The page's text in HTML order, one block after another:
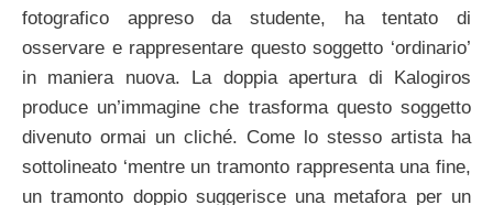
fotografico appreso da studente, ha tentato di
osservare e rappresentare questo soggetto ‘ordinario’
in maniera nuova. La doppia apertura di Kalogiros
produce un’immagine che trasforma questo soggetto
divenuto ormai un cliché. Come lo stesso artista ha
sottolineato ‘mentre un tramonto rappresenta una fine,
un tramonto doppio suggerisce una metafora per un